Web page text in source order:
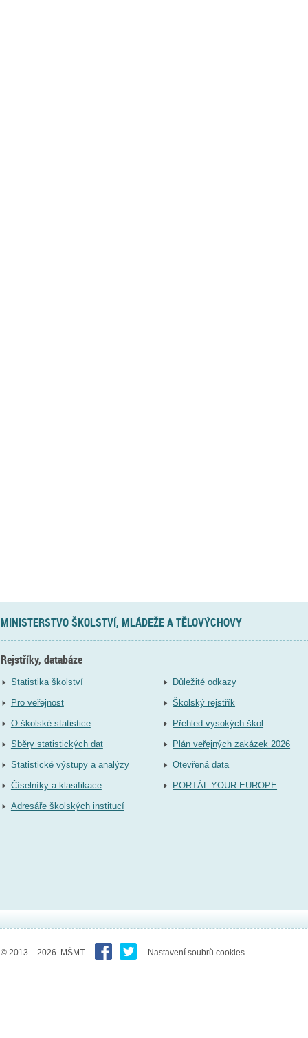
MINISTERSTVO ŠKOLSTVÍ, MLÁDEŽE A TĚLOVÝCHOVY
Rejstříky, databáze
Statistika školství
Pro veřejnost
O školské statistice
Sběry statistických dat
Statistické výstupy a analýzy
Číselníky a klasifikace
Adresáře školských institucí
Důležité odkazy
Školský rejstřík
Přehled vysokých škol
Plán veřejných zakázek 2026
Otevřená data
PORTÁL YOUR EUROPE
© 2013 – 2026 MŠMT Nastavení soubrů cookies